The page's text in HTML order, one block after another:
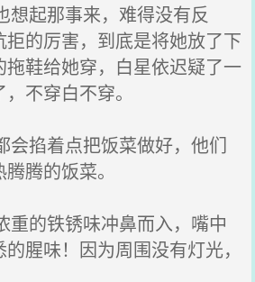
起那事来，难得没有反
的厉害，到底是将她放了下
鞋给她穿，白星依迟疑了一
不穿白不穿。
掐着点把饭菜做好，他们
腾的饭菜。
的铁锈味冲鼻而入，嘴中
腥味！因为周围没有灯光，